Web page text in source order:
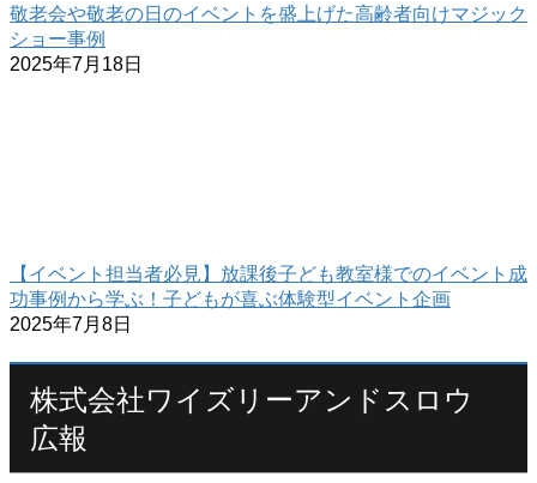
敬老会や敬老の日のイベントを盛上げた高齢者向けマジック
ショー事例
2025年7月18日
【イベント担当者必見】放課後子ども教室様でのイベント成
功事例から学ぶ！子どもが喜ぶ体験型イベント企画
2025年7月8日
株式会社ワイズリーアンドスロウ
広報